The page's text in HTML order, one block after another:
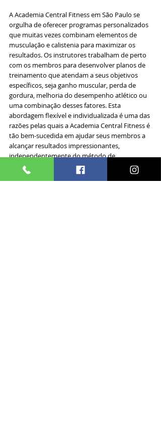
A Academia Central Fitness em São Paulo se
orgulha de oferecer programas personalizados
que muitas vezes combinam elementos de
musculação e calistenia para maximizar os
resultados. Os instrutores trabalham de perto
com os membros para desenvolver planos de
treinamento que atendam a seus objetivos
específicos, seja ganho muscular, perda de
gordura, melhoria do desempenho atlético ou
uma combinação desses fatores. Esta
abordagem flexível e individualizada é uma das
razões pelas quais a Academia Central Fitness é
tão bem-sucedida em ajudar seus membros a
alcançar resultados impressionantes,
independentemente do método de
treinamento escolhido.